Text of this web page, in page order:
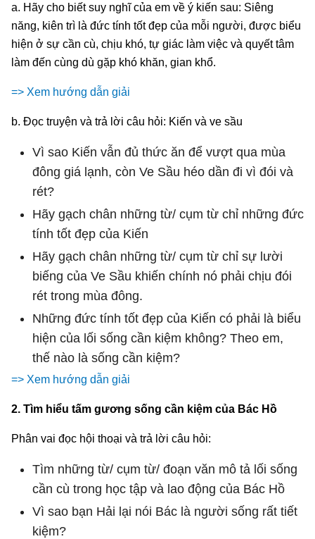
a. Hãy cho biết suy nghĩ của em về ý kiến sau: Siêng
năng, kiên trì là đức tính tốt đẹp của mỗi người, được biểu
hiện ở sự cần cù, chịu khó, tự giác làm việc và quyết tâm
làm đến cùng dù gặp khó khăn, gian khổ.
=> Xem hướng dẫn giải
b. Đọc truyện và trả lời câu hỏi: Kiến và ve sầu
Vì sao Kiến vẫn đủ thức ăn để vượt qua mùa
đông giá lạnh, còn Ve Sầu héo dần đi vì đói và
rét?
Hãy gạch chân những từ/ cụm từ chỉ những đức
tính tốt đẹp của Kiến
Hãy gạch chân những từ/ cụm từ chỉ sự lười
biếng của Ve Sầu khiến chính nó phải chịu đói
rét trong mùa đông.
Những đức tính tốt đẹp của Kiến có phải là biểu
hiện của lối sống cần kiệm không? Theo em,
thế nào là sống cần kiệm?
=> Xem hướng dẫn giải
2. Tìm hiểu tấm gương sống cần kiệm của Bác Hồ
Phân vai đọc hội thoại và trả lời câu hỏi:
Tìm những từ/ cụm từ/ đoạn văn mô tả lối sống
cần cù trong học tập và lao động của Bác Hồ
Vì sao bạn Hải lại nói Bác là người sống rất tiết
kiệm?